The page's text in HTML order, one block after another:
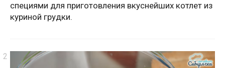
специями для приготовления вкуснейших котлет из
куриной грудки.